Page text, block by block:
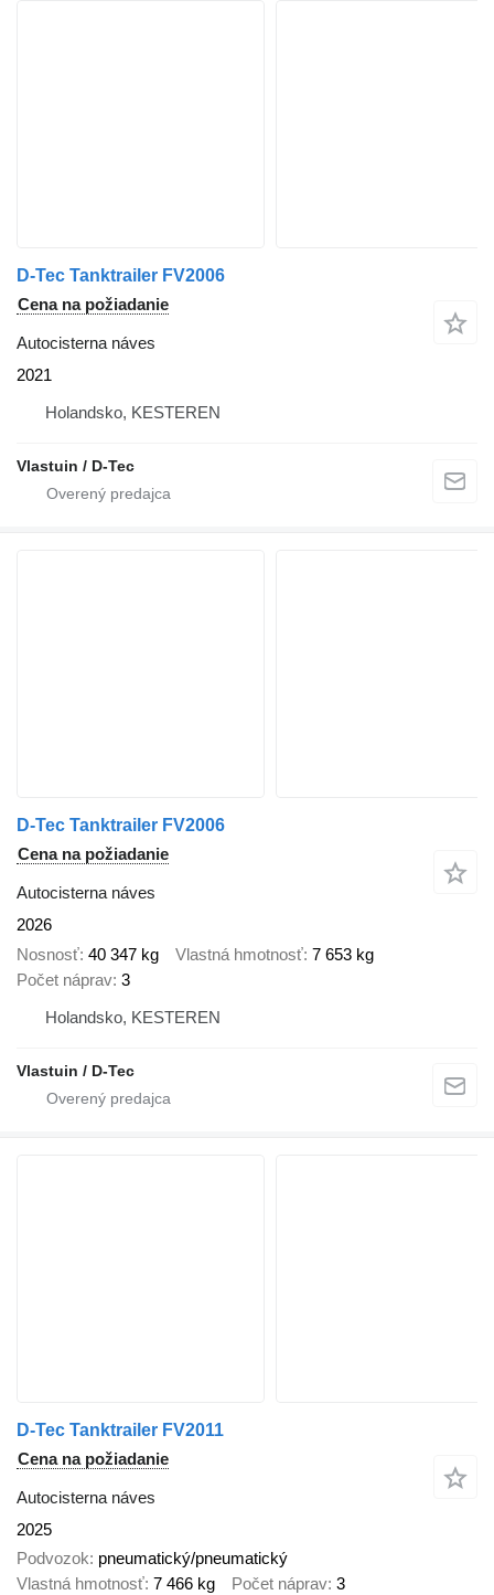
D-Tec Tanktrailer FV2006
Cena na požiadanie
Autocisterna náves
2021
Holandsko, KESTEREN
Vlastuin / D-Tec
D-Tec Tanktrailer FV2006
Cena na požiadanie
Autocisterna náves
2026
Nosnosť 40 347 kg Vlastná hmotnosť 7 653 kg
Počet náprav 3
Holandsko, KESTEREN
Vlastuin / D-Tec
D-Tec Tanktrailer FV2011
Cena na požiadanie
Autocisterna náves
2025
Podvozok pneumatický/pneumatický
Vlastná hmotnosť 7 466 kg Počet náprav 3